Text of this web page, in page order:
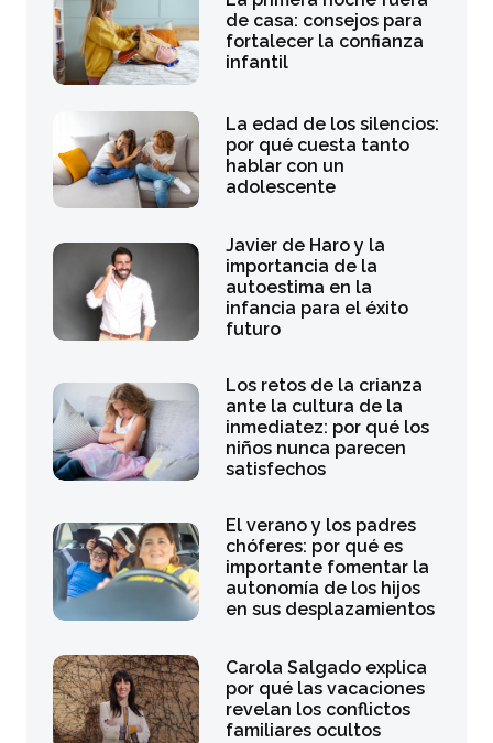
de casa: consejos para
fortalecer la confianza
infantil
La edad de los silencios:
por qué cuesta tanto
hablar con un
adolescente
Javier de Haro y la
importancia de la
autoestima en la
infancia para el éxito
futuro
Los retos de la crianza
ante la cultura de la
inmediatez: por qué los
niños nunca parecen
satisfechos
El verano y los padres
chóferes: por qué es
importante fomentar la
autonomía de los hijos
en sus desplazamientos
Carola Salgado explica
por qué las vacaciones
revelan los conflictos
familiares ocultos